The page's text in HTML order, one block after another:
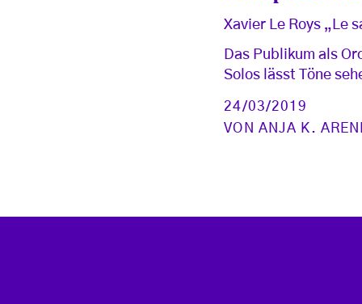
Xavier Le Roys „Le
Das Publikum als
Solos lässt Töne
24/03/2019
VON ANJA K.